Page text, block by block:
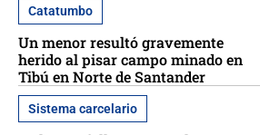
Catatumbo
Un menor resultó gravemente
herido al pisar campo minado en
Tibú en Norte de Santander
Sistema carcelario